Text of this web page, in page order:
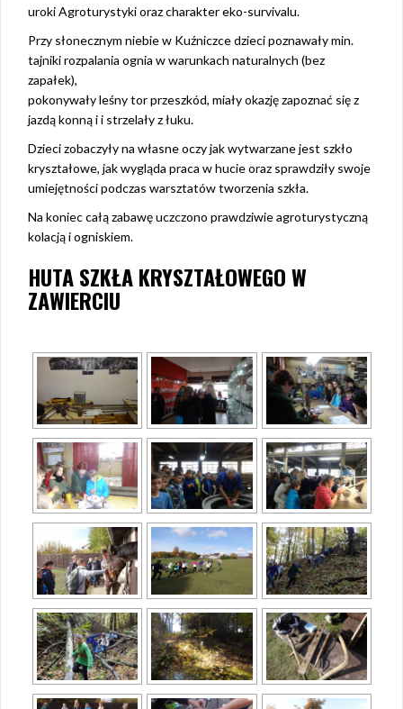
uroki Agroturystyki oraz charakter eko-survivalu.
Przy słonecznym niebie w Kuźniczce dzieci poznawały min.
tajniki rozpalania ognia w warunkach naturalnych (bez
zapałek),
pokonywały leśny tor przeszkód, miały okazję zapoznać się z
jazdą konną i i strzelały z łuku.
Dzieci zobaczyły na własne oczy jak wytwarzane jest szkło
kryształowe, jak wygląda praca w hucie oraz sprawdziły swoje
umiejętności podczas warsztatów tworzenia szkła.
Na koniec całą zabawę uczczono prawdziwie agroturystyczną
kolacją i ogniskiem.
HUTA SZKŁA KRYSZTAŁOWEGO W
ZAWIERCIU